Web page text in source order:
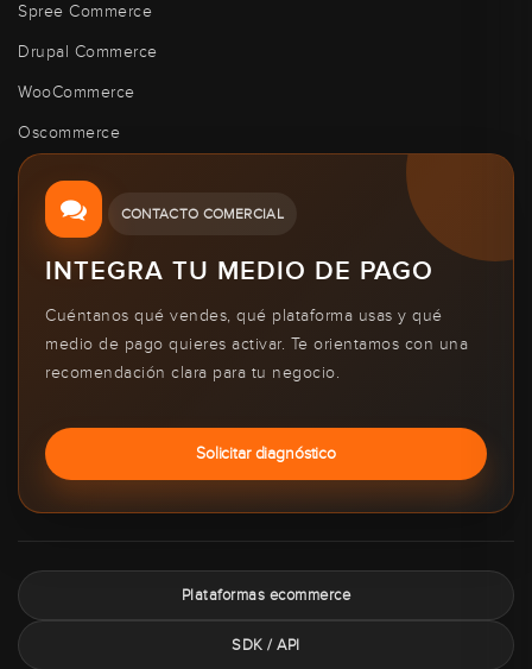
Spree Commerce
Drupal Commerce
WooCommerce
Oscommerce
CONTACTO COMERCIAL
INTEGRA TU MEDIO DE PAGO
Cuéntanos qué vendes, qué plataforma usas y qué
medio de pago quieres activar. Te orientamos con una
recomendación clara para tu negocio.
Solicitar diagnóstico
Plataformas ecommerce
SDK / API